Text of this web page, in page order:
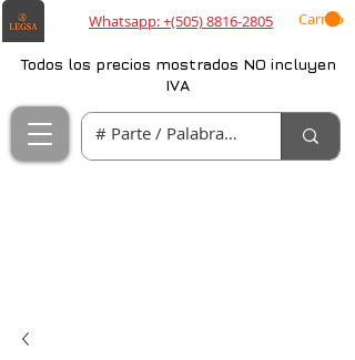
Whatsapp: +(505) 8816-2805 Carrito
Todos los precios mostrados NO incluyen
IVA